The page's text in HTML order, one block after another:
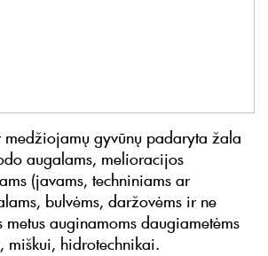
medžiojamų gyvūnų padaryta žala
augalams, melioracijos
(javams, techniniams ar
bulvėms, daržovėms ir ne
auginamoms daugiametėms
miškui, hidrotechnikai.